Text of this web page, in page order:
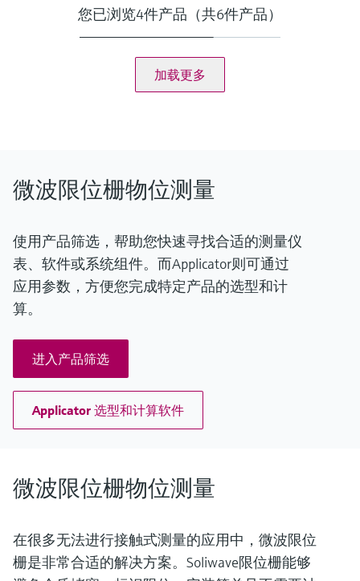
在安装范围内：
-40 °C...+70 °C (-40 °F...+158 °F)
带高温转接头：
过程压力（绝压）/最大过压限定值
固体重量：> 10 g/l
您已浏览4件产品（共6件产品）
加载更多
微波限位栅物位测量
使用产品筛选，帮助您快速寻找合适的测量仪
表、软件或系统组件。而Applicator则可通过
应用参数，方便您完成特定产品的选型和计
算。
进入产品筛选
Applicator 选型和计算软件
微波限位栅物位测量
在很多无法进行接触式测量的应用中，微波限位
栅是非常合适的解决方案。Soliwave限位栅能够